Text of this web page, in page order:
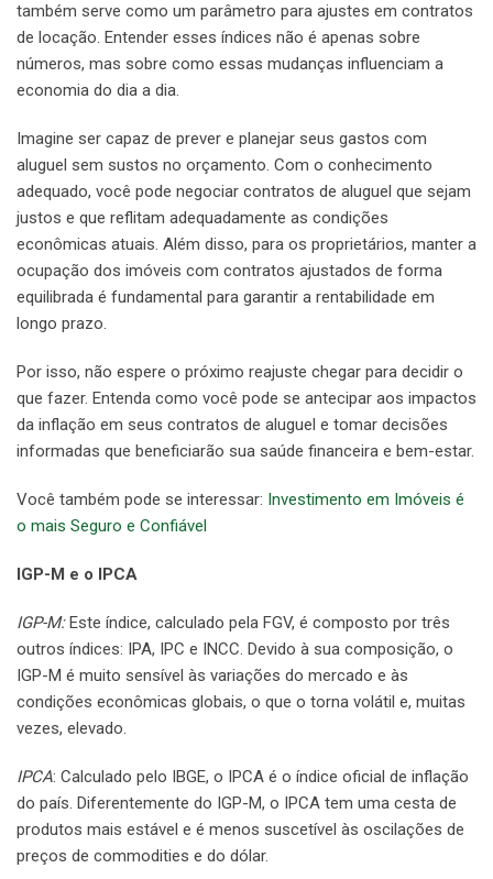
também serve como um parâmetro para ajustes em contratos
de locação. Entender esses índices não é apenas sobre
números, mas sobre como essas mudanças influenciam a
economia do dia a dia.
Imagine ser capaz de prever e planejar seus gastos com
aluguel sem sustos no orçamento. Com o conhecimento
adequado, você pode negociar contratos de aluguel que sejam
justos e que reflitam adequadamente as condições
econômicas atuais. Além disso, para os proprietários, manter a
ocupação dos imóveis com contratos ajustados de forma
equilibrada é fundamental para garantir a rentabilidade em
longo prazo.
Por isso, não espere o próximo reajuste chegar para decidir o
que fazer. Entenda como você pode se antecipar aos impactos
da inflação em seus contratos de aluguel e tomar decisões
informadas que beneficiarão sua saúde financeira e bem-estar.
Você também pode se interessar: Investimento em Imóveis é
o mais Seguro e Confiável
IGP-M e o IPCA
IGP-M:Este índice, calculado pela FGV, é composto por três
outros índices: IPA, IPC e INCC. Devido à sua composição, o
IGP-M é muito sensível às variações do mercado e às
condições econômicas globais, o que o torna volátil e, muitas
vezes, elevado.
IPCA: Calculado pelo IBGE, o IPCA é o índice oficial de inflação
do país. Diferentemente do IGP-M, o IPCA tem uma cesta de
produtos mais estável e é menos suscetível às oscilações de
preços de commodities e do dólar.